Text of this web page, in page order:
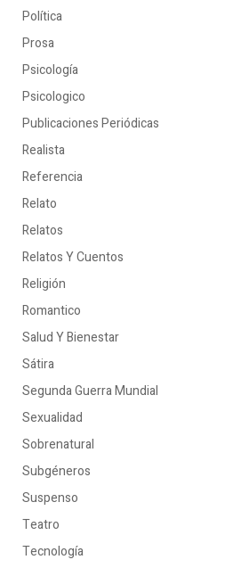
Política
Prosa
Psicología
Psicologico
Publicaciones Periódicas
Realista
Referencia
Relato
Relatos
Relatos Y Cuentos
Religión
Romantico
Salud Y Bienestar
Sátira
Segunda Guerra Mundial
Sexualidad
Sobrenatural
Subgéneros
Suspenso
Teatro
Tecnología